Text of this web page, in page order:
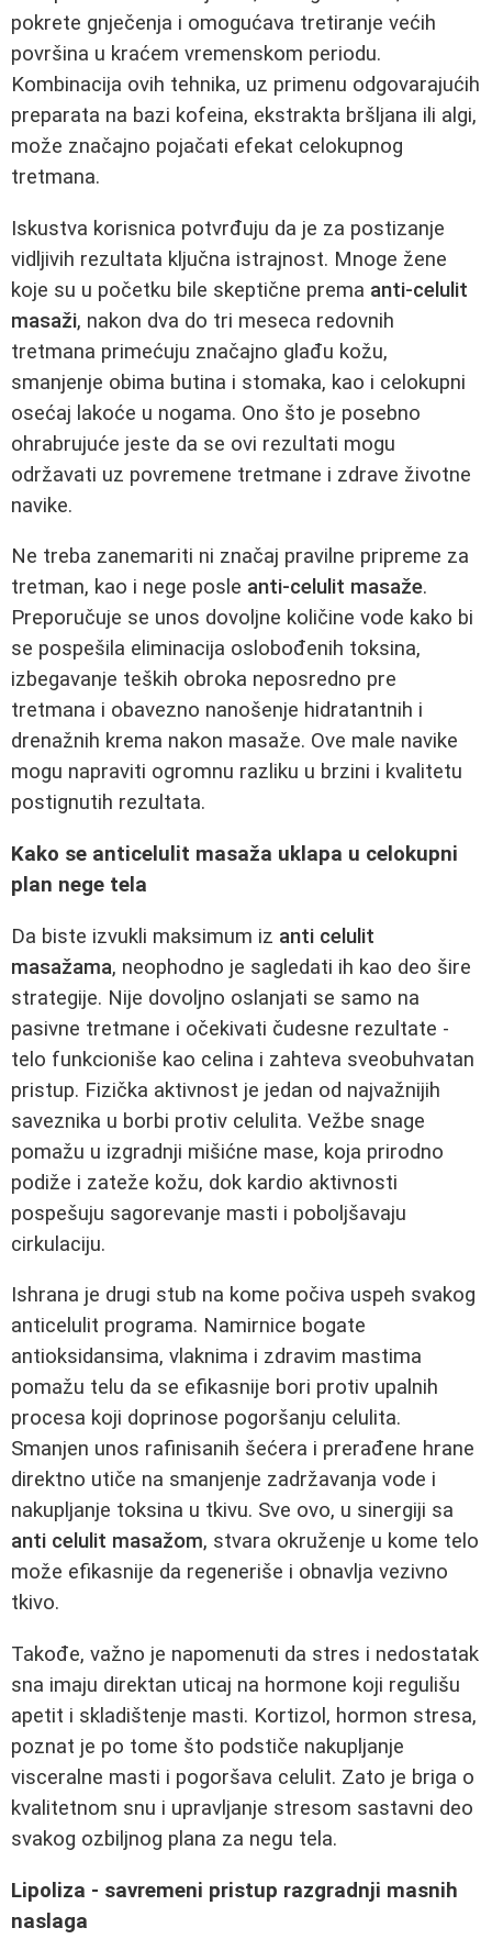
pokrete gnječenja i omogućava tretiranje većih
površina u kraćem vremenskom periodu.
Kombinacija ovih tehnika, uz primenu odgovarajućih
preparata na bazi kofeina, ekstrakta bršljana ili algi,
može značajno pojačati efekat celokupnog
tretmana.
Iskustva korisnica potvrđuju da je za postizanje
vidljivih rezultata ključna istrajnost. Mnoge žene
koje su u početku bile skeptične prema anti-celulit
masaži, nakon dva do tri meseca redovnih
tretmana primećuju značajno glađu kožu,
smanjenje obima butina i stomaka, kao i celokupni
osećaj lakoće u nogama. Ono što je posebno
ohrabrujuće jeste da se ovi rezultati mogu
održavati uz povremene tretmane i zdrave životne
navike.
Ne treba zanemariti ni značaj pravilne pripreme za
tretman, kao i nege posle anti-celulit masaže.
Preporučuje se unos dovoljne količine vode kako bi
se pospešila eliminacija oslobođenih toksina,
izbegavanje teških obroka neposredno pre
tretmana i obavezno nanošenje hidratantnih i
drenažnih krema nakon masaže. Ove male navike
mogu napraviti ogromnu razliku u brzini i kvalitetu
postignutih rezultata.
Kako se anticelulit masaža uklapa u celokupni
plan nege tela
Da biste izvukli maksimum iz anti celulit
masažama, neophodno je sagledati ih kao deo šire
strategije. Nije dovoljno oslanjati se samo na
pasivne tretmane i očekivati čudesne rezultate -
telo funkcioniše kao celina i zahteva sveobuhvatan
pristup. Fizička aktivnost je jedan od najvažnijih
saveznika u borbi protiv celulita. Vežbe snage
pomažu u izgradnji mišićne mase, koja prirodno
podiže i zateže kožu, dok kardio aktivnosti
pospešuju sagorevanje masti i poboljšavaju
cirkulaciju.
Ishrana je drugi stub na kome počiva uspeh svakog
anticelulit programa. Namirnice bogate
antioksidansima, vlaknima i zdravim mastima
pomažu telu da se efikasnije bori protiv upalnih
procesa koji doprinose pogoršanju celulita.
Smanjen unos rafinisanih šećera i prerađene hrane
direktno utiče na smanjenje zadržavanja vode i
nakupljanje toksina u tkivu. Sve ovo, u sinergiji sa
anti celulit masažom, stvara okruženje u kome telo
može efikasnije da regeneriše i obnavlja vezivno
tkivo.
Takođe, važno je napomenuti da stres i nedostatak
sna imaju direktan uticaj na hormone koji regulišu
apetit i skladištenje masti. Kortizol, hormon stresa,
poznat je po tome što podstiče nakupljanje
visceralne masti i pogoršava celulit. Zato je briga o
kvalitetnom snu i upravljanje stresom sastavni deo
svakog ozbiljnog plana za negu tela.
Lipoliza - savremeni pristup razgradnji masnih
naslaga